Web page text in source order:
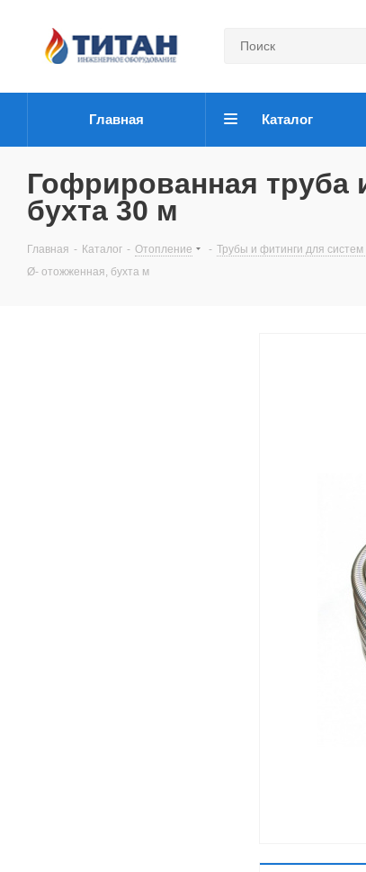
Главная Каталог
Гофрированная труба
бухта 30 м
Главная - Каталог - Отопление - Трубы и фитинги для
Ø- отожженная, бухта м